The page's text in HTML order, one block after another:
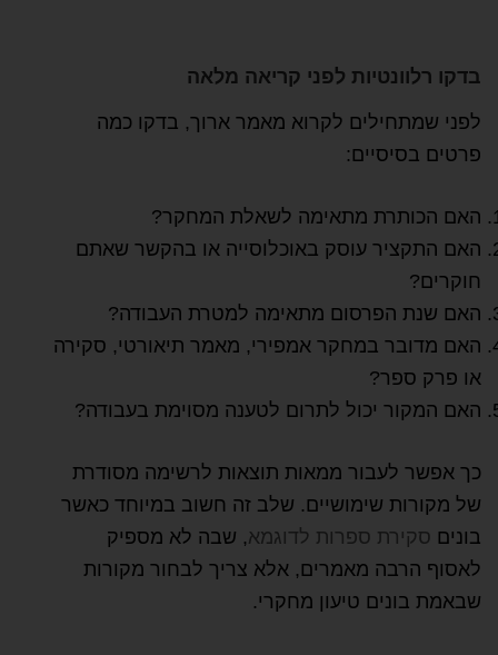
בדקו רלוונטיות לפני קריאה מלאה
לפני שמתחילים לקרוא מאמר ארוך, בדקו כמה
פרטים בסיסיים:
האם הכותרת מתאימה לשאלת המחקר?
האם התקציר עוסק באוכלוסייה או בהקשר שאתם
חוקרים?
האם שנת הפרסום מתאימה למטרת העבודה?
האם מדובר במחקר אמפירי, מאמר תיאורטי, סקירה
או פרק ספר?
האם המקור יכול לתרום לטענה מסוימת בעבודה?
כך אפשר לעבור ממאות תוצאות לרשימה מסודרת
של מקורות שימושיים. שלב זה חשוב במיוחד כאשר
בונים סקירת ספרות לדוגמא, שבה לא מספיק
לאסוף הרבה מאמרים, אלא צריך לבחור מקורות
שבאמת בונים טיעון מחקרי.